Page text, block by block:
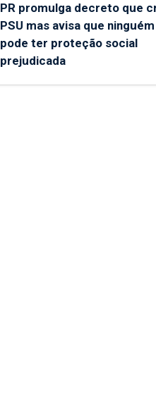
PR promulga decreto que
PSU mas avisa que ninguém
pode ter proteção social
prejudicada